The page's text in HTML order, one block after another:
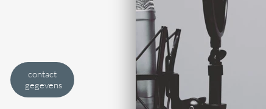
contact
gegevens